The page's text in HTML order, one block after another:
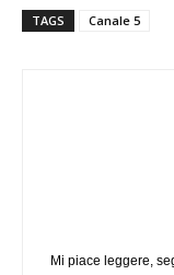
TAGS Canale 5
Mi piace leggere,